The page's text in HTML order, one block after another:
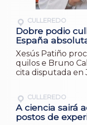
CULLEREDO
Dobre podio
España
Xesús Patiño
quilos e Bruno
cita disputada en
CULLEREDO
A ciencia sairá
postos de